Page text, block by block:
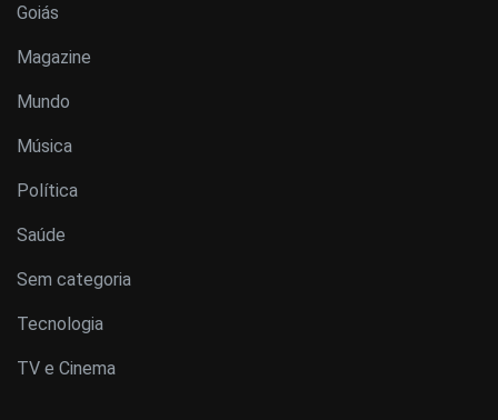
Goiás
Magazine
Mundo
Música
Política
Saúde
Sem categoria
Tecnologia
TV e Cinema